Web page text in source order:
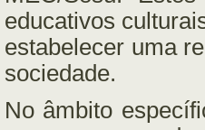
educativos
estabelecer uma
sociedade.
No âmbito